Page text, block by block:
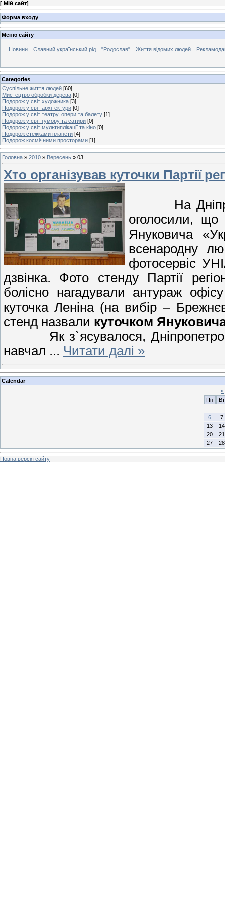
[ Мій сайт]
Форма входу
Меню сайту
Новини Славний український рід "Родослав" Життя відомих людей
Categories
Суспільне життя людей [60]
Мистецтво обробки дерева [0]
Подорож у світ художника [3]
Подорож у світ архітектури [0]
Подорож у світ театру, опери та балету [1]
Подорож у світ гумору та сатири [0]
Подорож у світ мультиплікації та кіно [0]
Подорож стежками планети [4]
Подорож космічними просторами [1]
Головна » 2010 » Вересень » 03
Хто організував куточки Партії
На
оголосили, що
Януковича
всенародну
фотосервіс
дзвінка. Фото стенду Партії
болісно нагадували антураж
куточка Леніна (на вибір –
стенд назвали куточком
Як з`ясувалося,
навчал ... Читати далі »
Calendar
«
Пн
Вт
6
7
13
14
20
21
27
28
Повна версія сайту